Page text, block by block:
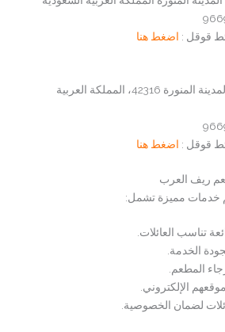
قوقل : اضغط هنا
العنوان: العوالي, قربان، المدينة المنورة 42316، المملكة العربية
قوقل : اضغط هنا
ريف العرب
خدمات مميزة تشمل:
تناسب العائلات.
الخدمة.
المطعم.
الإلكتروني.
لضمان الخصوصية.